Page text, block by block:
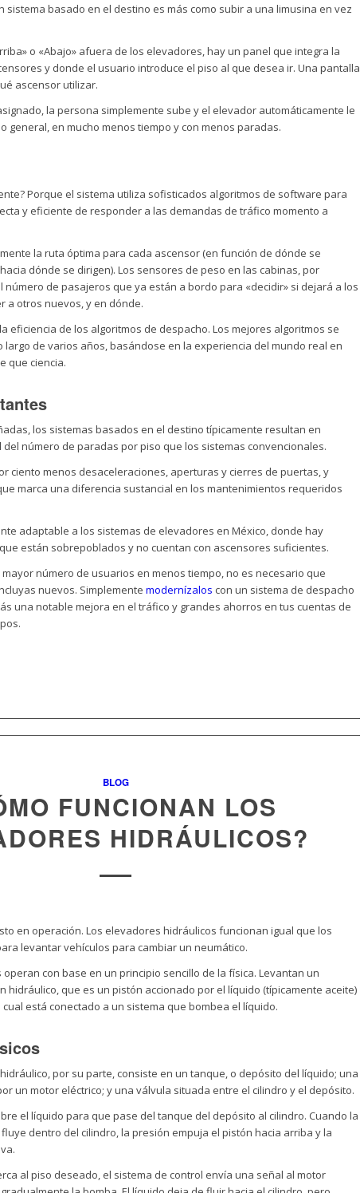
sistema basado en el destino es más como subir a una limusina en vez
o «Abajo» afuera de los elevadores, hay un panel que integra la
y donde el usuario introduce el piso al que desea ir. Una pantalla
ascensor utilizar.
la persona simplemente sube y el elevador automáticamente le
general, en mucho menos tiempo y con menos paradas.
Porque el sistema utiliza sofisticados algoritmos de software para
y eficiente de responder a las demandas de tráfico momento a
la ruta óptima para cada ascensor (en función de dónde se
dónde se dirigen). Los sensores de peso en las cabinas, por
número de pasajeros que ya están a bordo para «decidir» si dejará a los
a otros nuevos, y en dónde.
eficiencia de los algoritmos de despacho. Los mejores algoritmos se
de varios años, basándose en la experiencia del mundo real en
que ciencia.
los sistemas basados en el destino típicamente resultan en
número de paradas por piso que los sistemas convencionales.
ciento menos desaceleraciones, aperturas y cierres de puertas, y
marca una diferencia sustancial en los mantenimientos requeridos
adaptable a los sistemas de elevadores en México, donde hay
están sobrepoblados y no cuentan con ascensores suficientes.
número de usuarios en menos tiempo, no es necesario que
nuevos. Simplemente modernízalos con un sistema de despacho
una notable mejora en el tráfico y grandes ahorros en tus cuentas de
BLOG
FUNCIONAN LOS
HIDRÁULICOS?
en operación. Los elevadores hidráulicos funcionan igual que los
levantar vehículos para cambiar un neumático.
con base en un principio sencillo de la física. Levantan un
hidráulico, que es un pistón accionado por el líquido (típicamente aceite)
está conectado a un sistema que bombea el líquido.
por su parte, consiste en un tanque, o depósito del líquido; una
un motor eléctrico; y una válvula situada entre el cilindro y el depósito.
el líquido para que pase del tanque del depósito al cilindro. Cuando la
dentro del cilindro, la presión empuja el pistón hacia arriba y la
al piso deseado, el sistema de control envía una señal al motor